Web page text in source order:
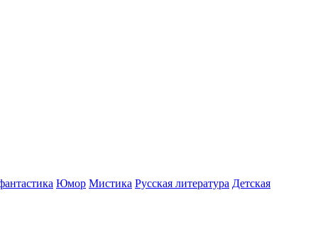
Юмор Мистика Русская литература Детская